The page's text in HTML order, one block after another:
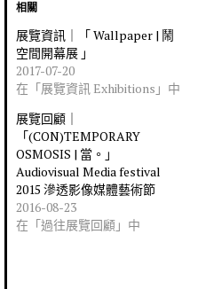
相關
展覽資訊｜「 Wallpaper | 鬧
空間開幕展 」
2017-07-20
在「展覽資訊 Exhibitions」中
展覽回顧｜
「(CON)TEMPORARY
OSMOSIS | 當。」
Audiovisual Media festival
2015 滲透影像媒體藝術節
2016-08-23
在「過往展覽回顧」中